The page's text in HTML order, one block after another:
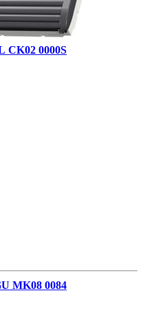
CK02 0000S
MK08 0084